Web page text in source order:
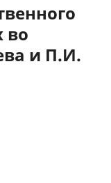
во
и П.И.